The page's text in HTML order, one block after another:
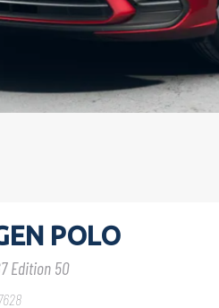
POLO
Edition 50